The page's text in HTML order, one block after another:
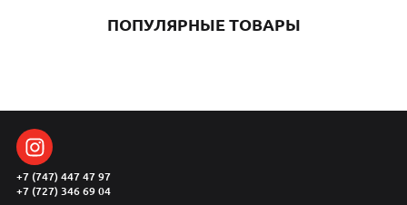
ПОПУЛЯРНЫЕ ТОВАРЫ
+7 (747) 447 47 97
+7 (727) 346 69 04